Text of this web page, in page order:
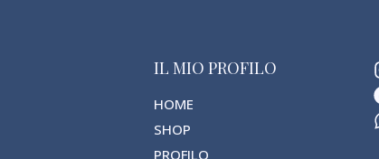
IL MIO PROFILO
HOME
SHOP
PROFILO